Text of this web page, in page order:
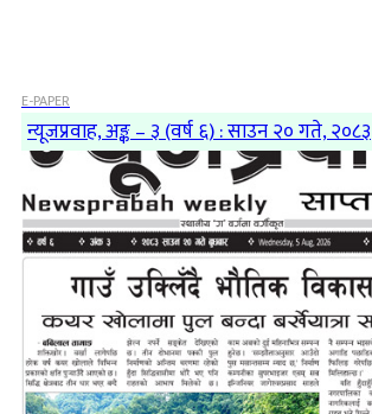
E-PAPER
न्यूजप्रवाह, अङ्क – ३ (वर्ष ६) : साउन २० गते, २०८३